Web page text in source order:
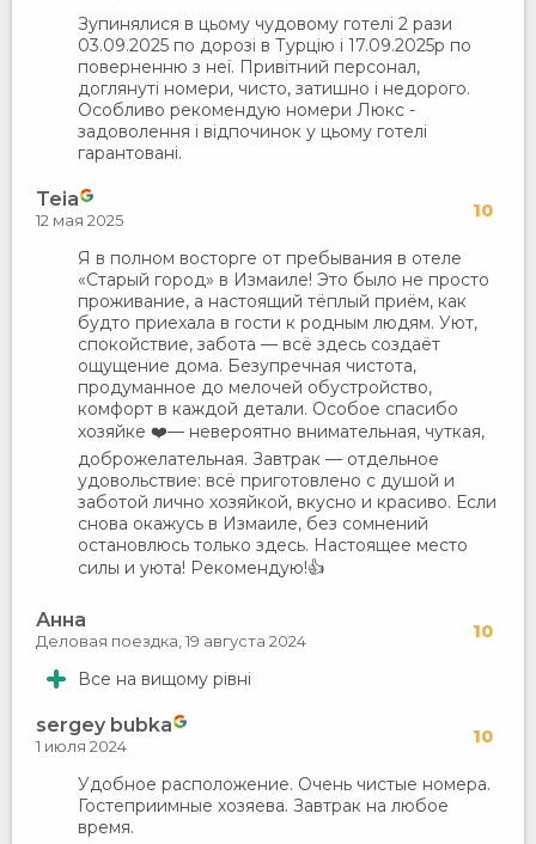
Зупинялися в цьому чудовому готелі 2 рази
03.09.2025 по дорозі в Турцію і 17.09.2025р по
поверненню з неї. Привітний персонал,
доглянуті номери, чисто, затишно і недорого.
Особливо рекомендую номери Люкс -
задоволення і відпочинок у цьому готелі
гарантовані.
Teia 10
12 мая 2025
Я в полном восторге от пребывания в отеле
«Старый город» в Измаиле! Это было не просто
проживание, а настоящий тёплый приём, как
будто приехала в гости к родным людям. Уют,
спокойствие, забота — всё здесь создаёт
ощущение дома. Безупречная чистота,
продуманное до мелочей обустройство,
комфорт в каждой детали. Особое спасибо
хозяйке ❤️— невероятно внимательная, чуткая,
доброжелательная. Завтрак — отдельное
удовольствие: всё приготовлено с душой и
заботой лично хозяйкой, вкусно и красиво. Если
снова окажусь в Измаиле, без сомнений
остановлюсь только здесь. Настоящее место
силы и уюта! Рекомендую!👍
Анна 10
Деловая поездка, 19 августа 2024
Все на вищому рівні
sergey bubka 10
1 июля 2024
Удобное расположение. Очень чистые номера.
Гостеприимные хозяева. Завтрак на любое
время.